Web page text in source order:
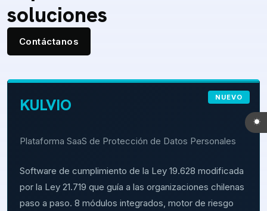
soluciones
Contáctanos
NUEVO
KULVIO
Plataforma SaaS de Protección de Datos Personales
Software de cumplimiento de la Ley 19.628 modificada
por la Ley 21.719 que guía a las organizaciones chilenas
paso a paso. 8 módulos integrados, motor de riesgo